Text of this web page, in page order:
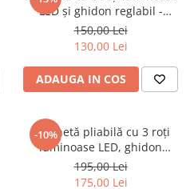
LED și ghidon reglabil -
Albastru
150,00 Lei
130,00 Lei
ADAUGA IN COS
-10%
Trotinetă pliabilă cu 3 roți
luminoase LED, ghidon
reglabil și design stabil - Roz
195,00 Lei
175,00 Lei